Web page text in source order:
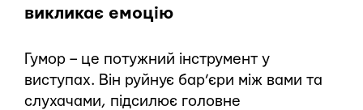
викликає емоцію
Гумор – це потужний інструмент у
виступах. Він руйнує бар’єри між вами та
слухачами, підсилює головне